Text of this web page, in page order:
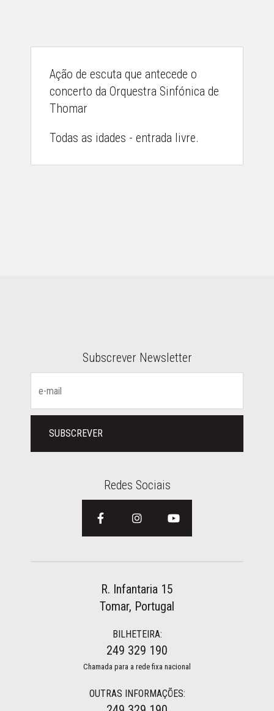
Ação de escuta que antecede o
concerto da Orquestra Sinfónica de
Thomar
Todas as idades - entrada livre.
Subscrever Newsletter
SUBSCREVER
Redes Sociais
R. Infantaria 15
Tomar, Portugal
BILHETEIRA:
249 329 190
Chamada para a rede fixa nacional
OUTRAS INFORMAÇÕES: